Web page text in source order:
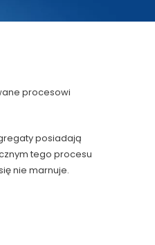
procesowi
posiadają
tego procesu
nie marnuje.